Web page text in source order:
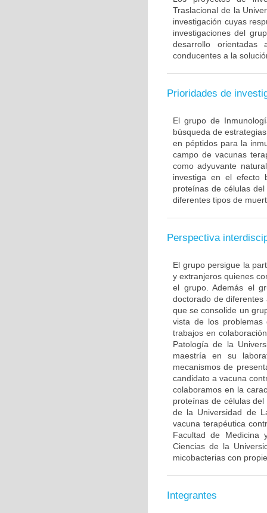
Traslacional de la
investigación cuyas
investigaciones del
desarrollo
conducentes a la
Prioridades de
El grupo de
búsqueda de
en péptidos para la
campo de vacunas
como adyuvante
investiga en el efecto
proteínas de células
diferentes tipos de
Perspectiva
El grupo persigue la
y extranjeros quienes
el grupo. Además el
doctorado de
que se consolide un
vista de los problemas
trabajos en
Patología de la
maestría en su
mecanismos de
candidato a vacuna
colaboramos en la
proteínas de células
de la Universidad de
vacuna terapéutica
Facultad de Medicina
Ciencias de la
micobacterias con
Integrantes